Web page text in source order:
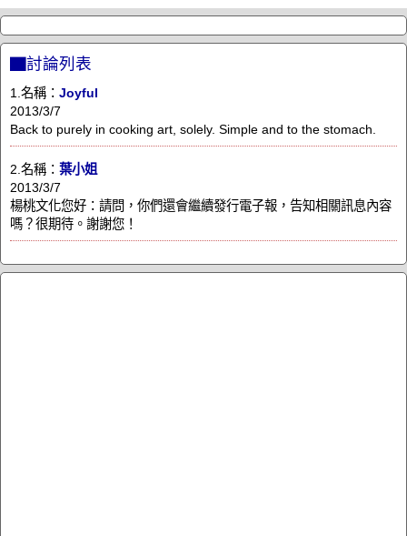
▇討論列表
1.名稱： Joyful
2013/3/7
Back to purely in cooking art, solely. Simple and to the stomach.
2.名稱： 葉小姐
2013/3/7
楊桃文化您好：請問，你們還會繼續發行電子報，告知相關訊息內容
嗎？很期待。謝謝您！